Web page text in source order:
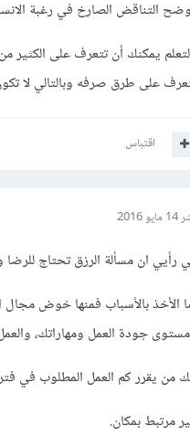
التناقض الصارخ في رغبة
يمكنك أن تتعرف على الكثير
على طرق صرفه وبالتالي لا
اقتباس
14 مايو 2016
رأيي ان مسألة الرزق تحتاج للرضا
الأخذ بالأسباب فمنها خوض
جودة العمل ومهاراتك،
من يقرر كم العمل المطلوب في
مرتبط بمكان.